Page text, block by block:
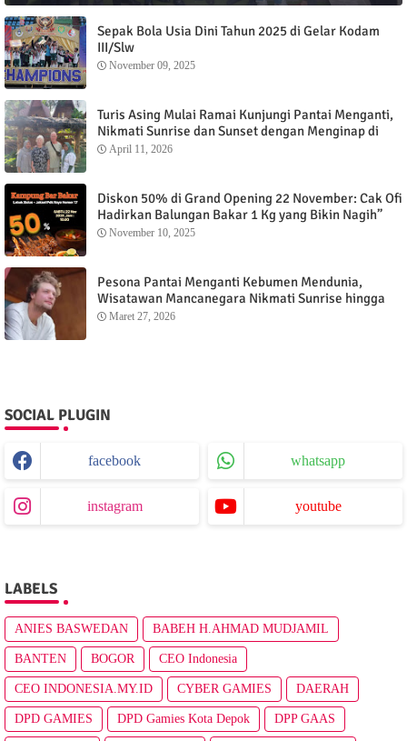
Sepak Bola Usia Dini Tahun 2025 di Gelar Kodam
III/Slw
November 09, 2025
Turis Asing Mulai Ramai Kunjungi Pantai Menganti,
Nikmati Sunrise dan Sunset dengan Menginap di
Menganti Cottage
April 11, 2026
Diskon 50% di Grand Opening 22 November: Cak Ofi
Hadirkan Balungan Bakar 1 Kg yang Bikin Nagih”
November 10, 2025
Pesona Pantai Menganti Kebumen Mendunia,
Wisatawan Mancanegara Nikmati Sunrise hingga
Sunset dari Menganti Cottage
Maret 27, 2026
SOCIAL PLUGIN
facebook whatsapp
instagram youtube
LABELS
ANIES BASWEDAN BABEH H.AHMAD MUDJAMIL
BANTEN BOGOR CEO Indonesia
CEO INDONESIA.MY.ID CYBER GAMIES DAERAH
DPD GAMIES DPD Gamies Kota Depok DPP GAAS